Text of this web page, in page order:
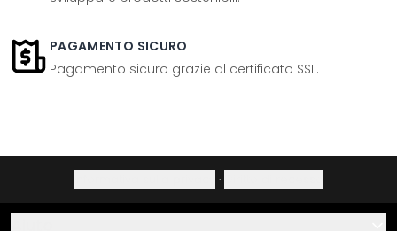
PAGAMENTO SICURO
Pagamento sicuro grazie al certificato SSL.
·